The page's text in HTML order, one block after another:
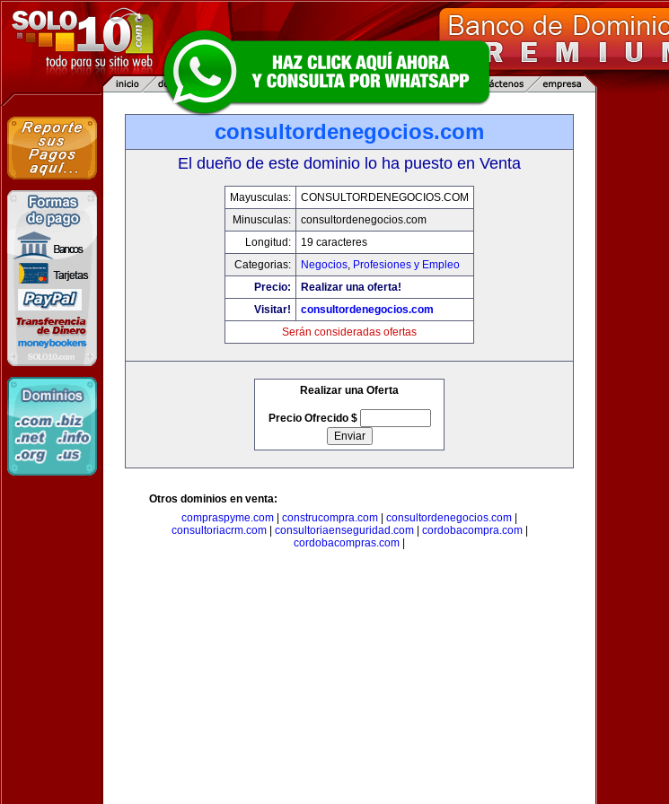
consultordenegocios.com
El dueño de este dominio lo ha puesto en Venta
Mayusculas:
CONSULTORDENEGOCIOS.COM
Minusculas:
consultordenegocios.com
Longitud:
19 caracteres
Categorias:
Negocios, Profesiones y Empleo
Precio:
Realizar una oferta!
Visitar!
consultordenegocios.com
Serán consideradas ofertas
Realizar una Oferta
Precio Ofrecido $
Otros dominios en venta:
compraspyme.com
construcompra.com consultordenegocios.com
consultoriacrm.com| consultoriaenseguridad.com| cordobacompra.com|
cordobacompras.com